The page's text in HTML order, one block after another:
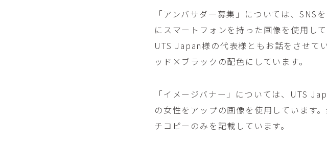
「アンバサダー募集」については、SNS
にスマートフォンを持った画像を使用して
UTS Japan様の代表様ともお話をさせて
ッド×ブラックの配色にしています。
「イメージバナー」については、UTS
の女性をアップの画像を使用しています
チコピーのみを記載しています。